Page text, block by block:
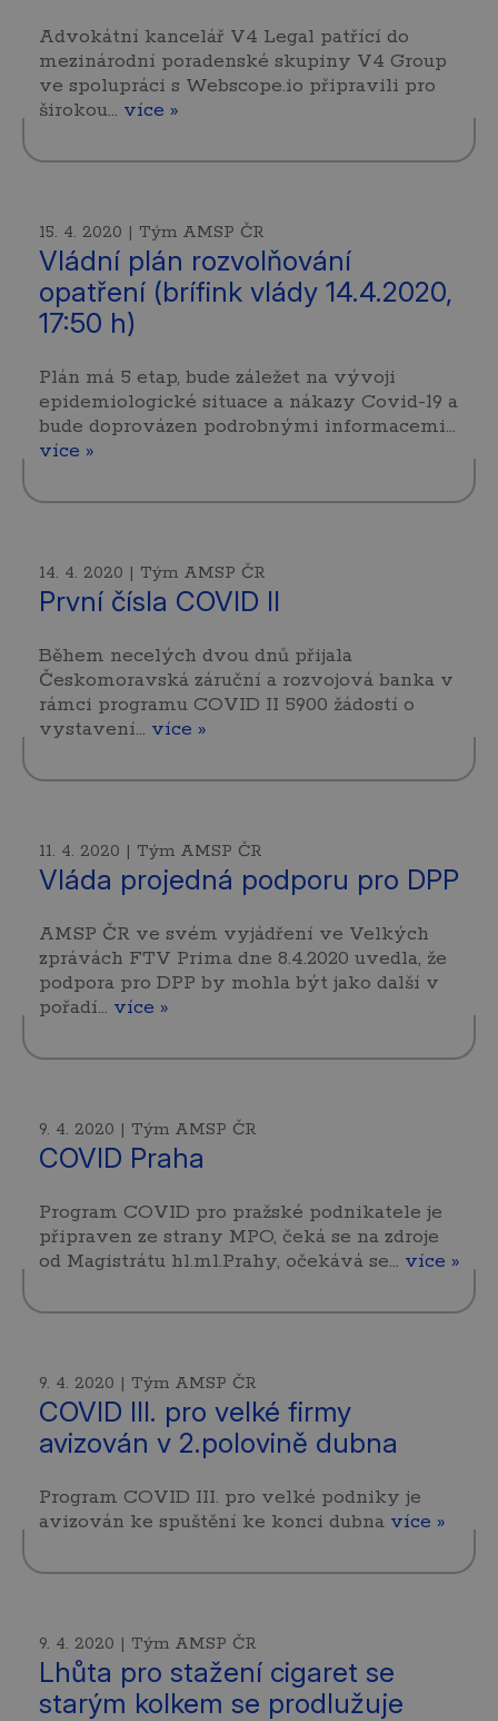
Advokátní kancelář V4 Legal patřící do
mezinárodní poradenské skupiny V4 Group
ve spolupráci s Webscope.io připravili pro
širokou… více »
15. 4. 2020 | Tým AMSP ČR
Vládní plán rozvolňování
opatření (brífink vlády 14.4.2020,
17:50 h)
Plán má 5 etap, bude záležet na vývoji
epidemiologické situace a nákazy Covid-19 a
bude doprovázen podrobnými informacemi…
více »
14. 4. 2020 | Tým AMSP ČR
První čísla COVID II
Během necelých dvou dnů přijala
Českomoravská záruční a rozvojová banka v
rámci programu COVID II 5900 žádostí o
vystavení… více »
11. 4. 2020 | Tým AMSP ČR
Vláda projedná podporu pro DPP
AMSP ČR ve svém vyjádření ve Velkých
zprávách FTV Prima dne 8.4.2020 uvedla, že
podpora pro DPP by mohla být jako další v
pořadí… více »
9. 4. 2020 | Tým AMSP ČR
COVID Praha
Program COVID pro pražské podnikatele je
připraven ze strany MPO, čeká se na zdroje
od Magistrátu hl.ml.Prahy, očekává se… více »
9. 4. 2020 | Tým AMSP ČR
COVID III. pro velké firmy
avizován v 2.polovině dubna
Program COVID III. pro velké podniky je
avizován ke spuštění ke konci dubna více »
9. 4. 2020 | Tým AMSP ČR
Lhůta pro stažení cigaret se
starým kolkem se prodlužuje